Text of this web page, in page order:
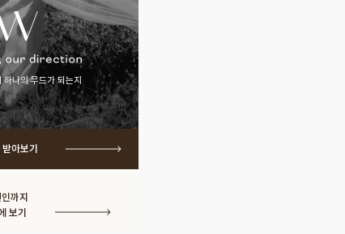
나의 무드가 되는지
아보기
까지
보기